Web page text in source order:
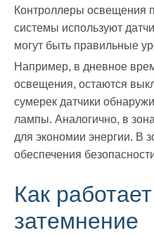
Контроллеры освещения
системы используют
могут быть правильные
Например, в дневное
освещения, остаются
сумерек датчики
лампы. Аналогично, в
для экономии энергии. В
обеспечения
Как
затемнение